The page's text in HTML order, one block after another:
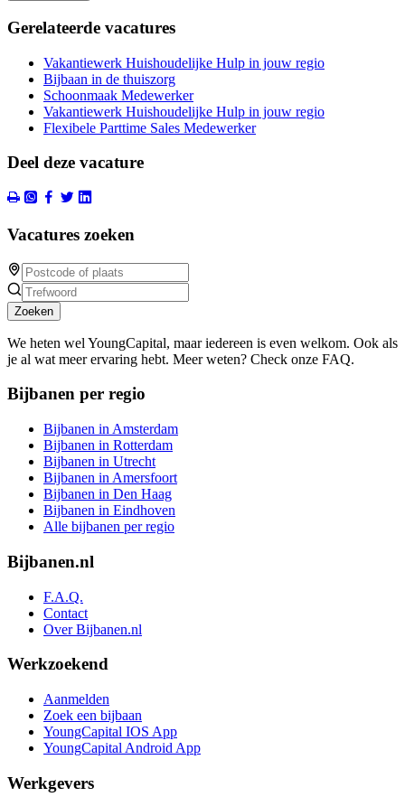
Gerelateerde vacatures
Vakantiewerk Huishoudelijke Hulp in jouw regio
Bijbaan in de thuiszorg
Schoonmaak Medewerker
Vakantiewerk Huishoudelijke Hulp in jouw regio
Flexibele Parttime Sales Medewerker
Deel deze vacature
Vacatures zoeken
Zoeken
We heten wel YoungCapital, maar iedereen is even welkom. Ook als
je al wat meer ervaring hebt. Meer weten? Check onze FAQ.
Bijbanen per regio
Bijbanen in Amsterdam
Bijbanen in Rotterdam
Bijbanen in Utrecht
Bijbanen in Amersfoort
Bijbanen in Den Haag
Bijbanen in Eindhoven
Alle bijbanen per regio
Bijbanen.nl
F.A.Q.
Contact
Over Bijbanen.nl
Werkzoekend
Aanmelden
Zoek een bijbaan
YoungCapital IOS App
YoungCapital Android App
Werkgevers